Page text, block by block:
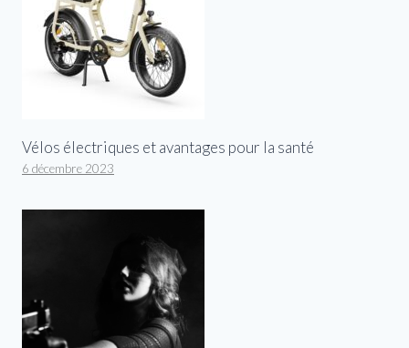
Vélos électriques et avantages pour la santé
6 décembre 2023